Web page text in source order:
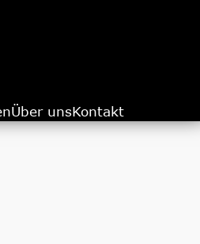
Über unsKontakt